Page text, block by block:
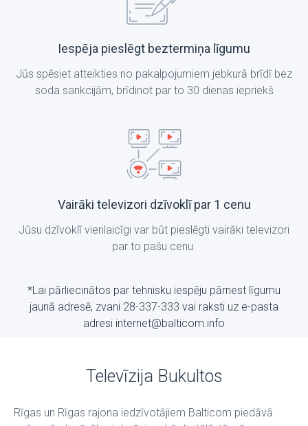
Iespēja pieslēgt beztermiņa līgumu
Jūs spēsiet atteikties no pakalpojumiem jebkurā brīdī bez
soda sankcijām, brīdinot par to 30 dienas iepriekš
Vairāki televizori dzīvoklī par 1 cenu
Jūsu dzīvoklī vienlaicīgi var būt pieslēgti vairāki televizori
par to pašu cenu.
*Lai pārliecinātos par tehnisku iespēju pārnest līgumu
jaunā adresē, zvani 28-337-333 vai raksti uz е-pasta
adresi internet@balticom.info
Televīzija Bukultos
Rīgas un Rīgas rajona iedzīvotājiem Balticom piedāvā